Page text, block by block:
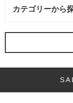
カテゴリーから
ヘアカラー (16記事)
ヘアケア (8記事)